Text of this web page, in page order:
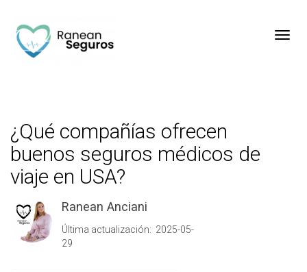
¿Qué compañías ofrecen
buenos seguros médicos de
viaje en USA?
Ranean Anciani
Última actualización: 2025-05-
29